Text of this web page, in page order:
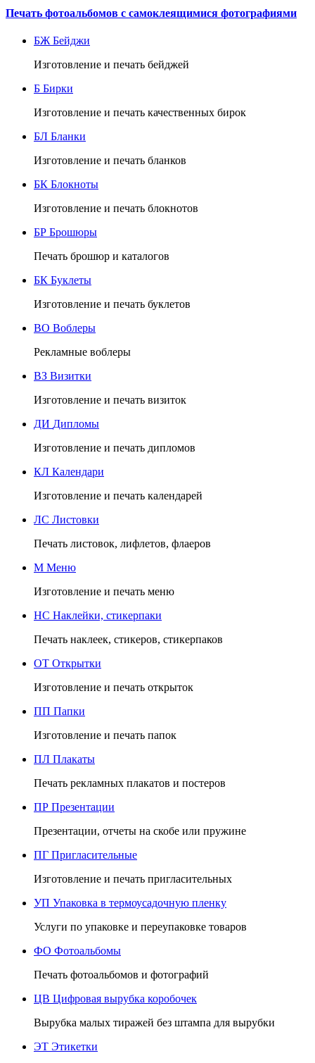
Печать фотоальбомов с самоклеящимися фотографиями
БЖ Бейджи
Изготовление и печать бейджей
Б Бирки
Изготовление и печать качественных бирок
БЛ Бланки
Изготовление и печать бланков
БК Блокноты
Изготовление и печать блокнотов
БР Брошюры
Печать брошюр и каталогов
БК Буклеты
Изготовление и печать буклетов
ВО Воблеры
Рекламные воблеры
ВЗ Визитки
Изготовление и печать визиток
ДИ Дипломы
Изготовление и печать дипломов
КЛ Календари
Изготовление и печать календарей
ЛС Листовки
Печать листовок, лифлетов, флаеров
М Меню
Изготовление и печать меню
НС Наклейки, стикерпаки
Печать наклеек, стикеров, стикерпаков
ОТ Открытки
Изготовление и печать открыток
ПП Папки
Изготовление и печать папок
ПЛ Плакаты
Печать рекламных плакатов и постеров
ПР Презентации
Презентации, отчеты на скобе или пружине
ПГ Пригласительные
Изготовление и печать пригласительных
УП Упаковка в термоусадочную пленку
Услуги по упаковке и переупаковке товаров
ФО Фотоальбомы
Печать фотоальбомов и фотографий
ЦВ Цифровая вырубка коробочек
Вырубка малых тиражей без штампа для вырубки
ЭТ Этикетки